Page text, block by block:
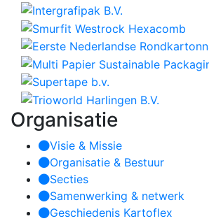
Organisatie
Visie & Missie
Organisatie & Bestuur
Secties
Samenwerking & netwerk
Geschiedenis Kartoflex